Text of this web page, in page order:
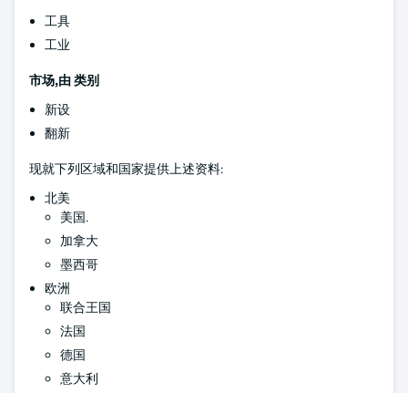
工具
工业
市场,由类别
新设
翻新
现就下列区域和国家提供上述资料:
北美
美国.
加拿大
墨西哥
欧洲
联合王国
法国
德国
意大利